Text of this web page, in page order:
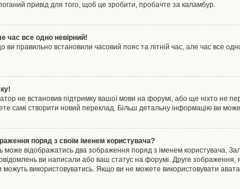
привід для того, щоб це зробити, пробачте за каламбур.
час все одно невірний!
ви правильно встановили часовий пояс та літній час, але час все
не встановив підтримку вашої мови на форумі, або ще ніхто не
самі створити новий переклад. Більш детальну інформацію ви
поряд з своїм іменем користувача?
може відображатись два зображення поряд з іменем користувача.
ви написали або ваш статус на форумі. Друге
можуть використовуватись. Якщо ви не можете використовувати